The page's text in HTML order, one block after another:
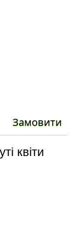
Замовити
квіти